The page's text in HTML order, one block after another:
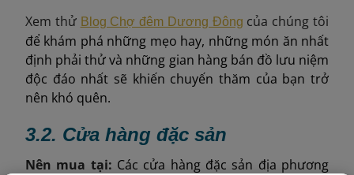
Xem thử Blog Chợ đêm Dương Đông của chúng tôi
để khám phá những mẹo hay, những món ăn nhất
định phải thử và những gian hàng bán đồ lưu niệm
độc đáo nhất sẽ khiến chuyến thăm của bạn trở
nên khó quên.
3.2. Cửa hàng đặc sản
Nên mua tại: Các cửa hàng đặc sản địa phương